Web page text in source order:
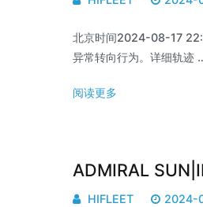
北京时间2024-08-17
异常转向行为。详细轨迹
阅读更多
ADMIRAL
HIFLEET 2024-